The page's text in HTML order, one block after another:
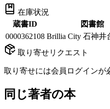
在庫状況
蔵書ID
図書館
0000362108 Brillia City 石神井
取り寄せリクエスト
取り寄せには会員ログインが
同じ著者の本